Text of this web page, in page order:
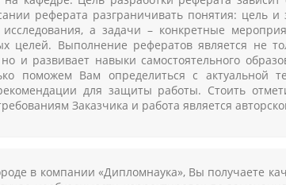
реферата разграничивать понятия: цель и
исследования, а задачи – конкретные
целей. Выполнение рефератов является не
и развивает навыки самостоятельного
поможем Вам определиться с актуальной
для защиты работы. Стоить
Заказчика и работа является
в компании «Дипломнаука», Вы получаете